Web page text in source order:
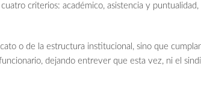
criterios: académico, asistencia y
o de la estructura institucional, sino que
dejando entrever que esta vez, ni el